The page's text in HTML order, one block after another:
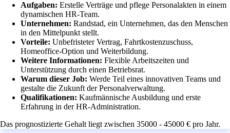
Aufgaben: Erstelle Verträge und pflege Personalakten in einem
dynamischen HR-Team.
Unternehmen: Randstad, ein Unternehmen, das den Menschen
in den Mittelpunkt stellt.
Vorteile: Unbefristeter Vertrag, Fahrtkostenzuschuss,
Homeoffice-Option und Weiterbildung.
Weitere Informationen: Flexible Arbeitszeiten und
Unterstützung durch einen Betriebsrat.
Warum dieser Job: Werde Teil eines innovativen Teams und
gestalte die Zukunft der Personalverwaltung.
Qualifikationen: Kaufmännische Ausbildung und erste
Erfahrung in der HR-Administration.
Das prognostizierte Gehalt liegt zwischen 35000 - 45000 € pro Jahr.